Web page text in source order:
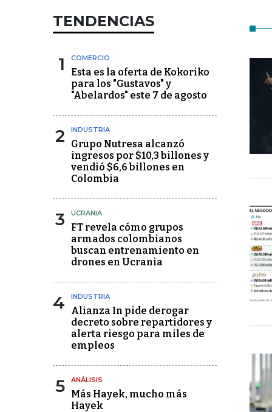
TENDENCIAS
1 COMERCIO
Esta es la oferta de Kokoriko
para los "Gustavos" y
"Abelardos" este 7 de agosto
2 INDUSTRIA
Grupo Nutresa alcanzó
ingresos por $10,3 billones y
vendió $6,6 billones en
Colombia
3 UCRANIA
FT revela cómo grupos
armados colombianos
buscan entrenamiento en
drones en Ucrania
4 INDUSTRIA
Alianza In pide derogar
decreto sobre repartidores y
alerta riesgo para miles de
empleos
5 ANÁLISIS
Más Hayek, mucho más
Hayek